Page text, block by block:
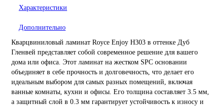
Характеристики
Дополнительно
Кварцвиниловый ламинат Royce Enjoy Н303 в оттенке Дуб
Гленвей представляет собой современное решение для вашего
дома или офиса. Этот ламинат на жестком SPC основании
объединяет в себе прочность и долговечность, что делает его
идеальным выбором для самых разных помещений, включая
ванные комнаты, кухни и офисы. Его толщина составляет 3.5 мм,
а защитный слой в 0.3 мм гарантирует устойчивость к износу и